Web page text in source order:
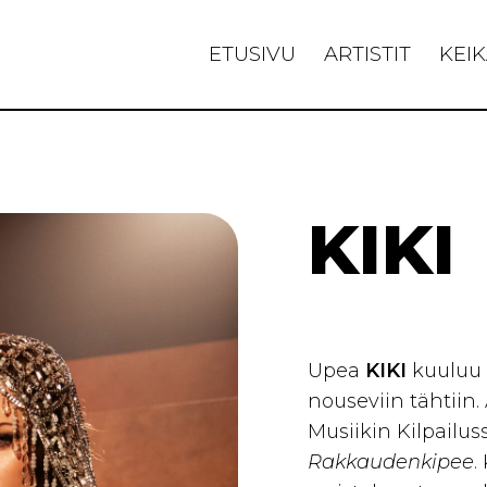
ETUSIVU ARTISTIT
KIKI
Upea KIKI
nouseviin tähtiin.
Musiikin
Rakkaudenkipee.